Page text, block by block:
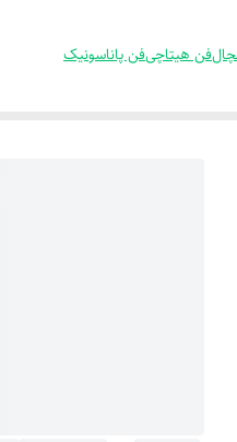
فن هیتاچیفن پاناسونیک